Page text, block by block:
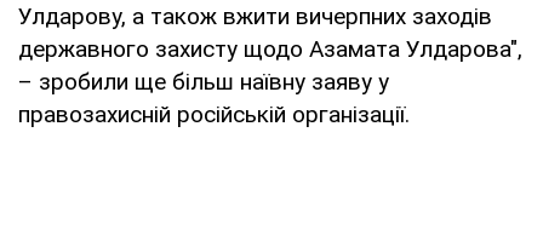
Улдарову, а також вжити вичерпних заходів
державного захисту щодо Азамата Улдарова",
– зробили ще більш наївну заяву у
правозахисній російській організації.